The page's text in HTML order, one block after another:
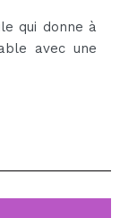
qui donne à
avec une
avec un